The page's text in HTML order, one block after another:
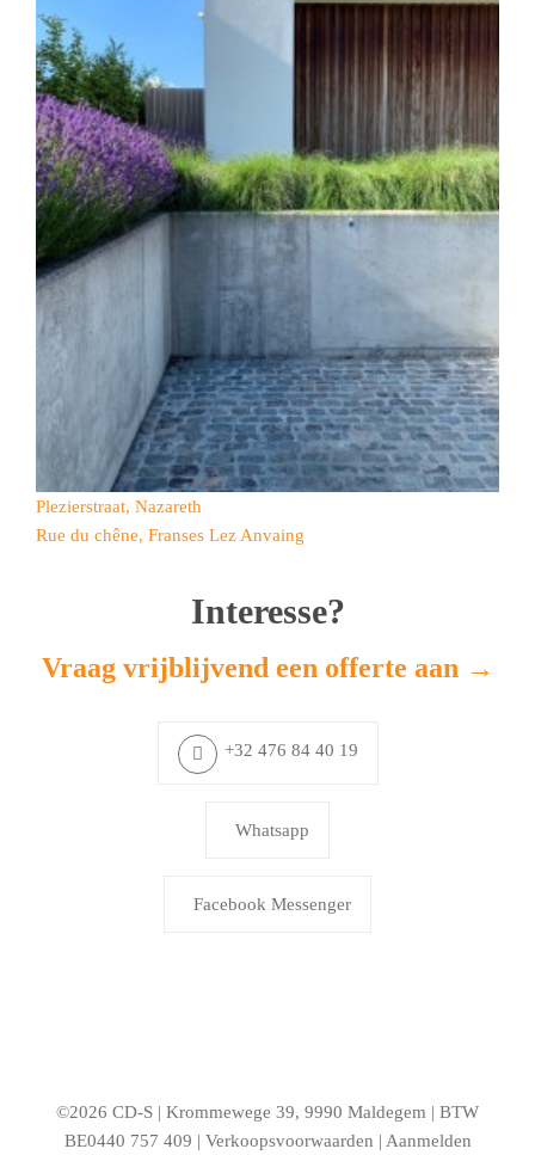
Plezierstraat, Nazareth
Rue du chêne, Franses Lez Anvaing
Interesse?
Vraag vrijblijvend een offerte aan →
+32 476 84 40 19
Whatsapp
Facebook Messenger
©2026 CD-S | Krommewege 39, 9990 Maldegem | BTW
BE0440 757 409 | Verkoopsvoorwaarden | Aanmelden